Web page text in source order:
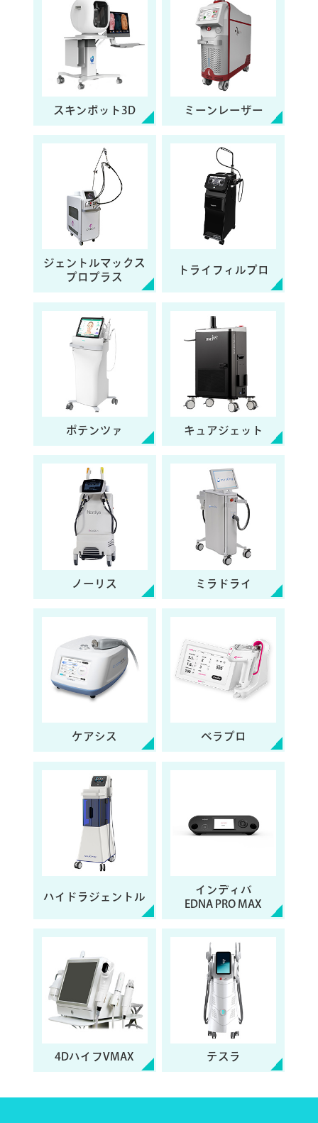
スキンボット3D ミーンレーザー
ジェントルマックス
プロプラス
トライフィルプロ
ポテンツァ キュアジェット
ノーリス ミラドライ
ケアシス ベラプロ
ハイドラジェントル
インディバ
EDNA PRO MAX
4DハイフVMAX テスラ